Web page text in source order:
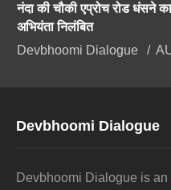
नंदा की चौकी एप्रोच रोड धंसने
अभियंता निलंबित
Devbhoomi Dialogue
Devbhoomi Dialogue
Devbhoomi Dialogue is